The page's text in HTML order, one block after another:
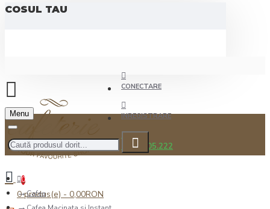
COSUL TAU
CONECTARE
INREGISTRARE
0722.505.222
Menu
0
0 produs(e) - 0,00RON
Cafea